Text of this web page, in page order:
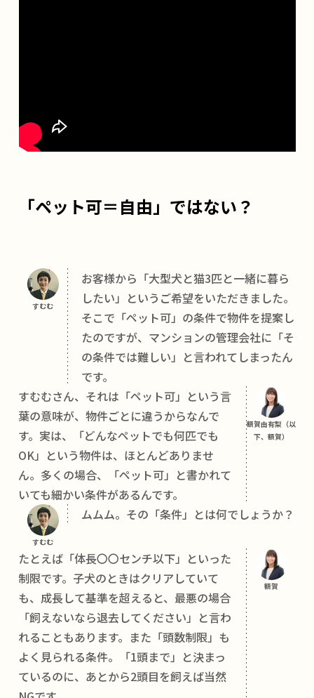
「ペット可＝自由」ではない？
すむむ
お客様から「大型犬と猫3匹と一緒に暮ら
したい」というご希望をいただきました。
そこで「ペット可」の条件で物件を提案し
たのですが、マンションの管理会社に「そ
の条件では難しい」と言われてしまったん
です。
額賀由有梨（以
下、額賀）
すむむさん、それは「ペット可」という言
葉の意味が、物件ごとに違うからなんで
す。実は、「どんなペットでも何匹でも
OK」という物件は、ほとんどありませ
ん。多くの場合、「ペット可」と書かれて
いても細かい条件があるんです。
すむむ
ムムム。その「条件」とは何でしょうか？
額賀
たとえば「体長〇〇センチ以下」といった
制限です。子犬のときはクリアしていて
も、成長して基準を超えると、最悪の場合
「飼えないなら退去してください」と言わ
れることもあります。また「頭数制限」も
よく見られる条件。「1頭まで」と決まっ
ているのに、あとから2頭目を飼えば当然